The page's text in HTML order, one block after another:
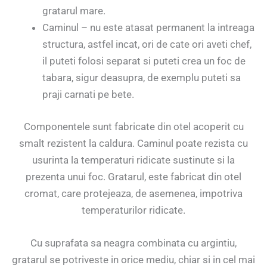
gratarul mare.
Caminul – nu este atasat permanent la intreaga
structura, astfel incat, ori de cate ori aveti chef,
il puteti folosi separat si puteti crea un foc de
tabara, sigur deasupra, de exemplu puteti sa
praji carnati pe bete.
Componentele sunt fabricate din otel acoperit cu
smalt rezistent la caldura. Caminul poate rezista cu
usurinta la temperaturi ridicate sustinute si la
prezenta unui foc. Gratarul, este fabricat din otel
cromat, care protejeaza, de asemenea, impotriva
temperaturilor ridicate.
Cu suprafata sa neagra combinata cu argintiu,
gratarul se potriveste in orice mediu, chiar si in cel mai